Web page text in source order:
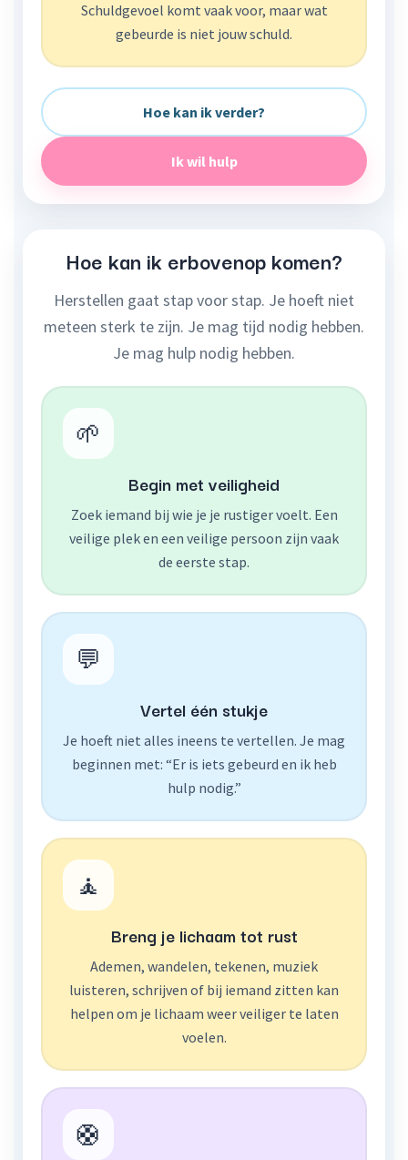
Schuldgevoel komt vaak voor, maar wat
gebeurde is niet jouw schuld.
Hoe kan ik verder?
Ik wil hulp
Hoe kan ik erbovenop komen?
Herstellen gaat stap voor stap. Je hoeft niet
meteen sterk te zijn. Je mag tijd nodig hebben.
Je mag hulp nodig hebben.
🌱
Begin met veiligheid
Zoek iemand bij wie je je rustiger voelt. Een
veilige plek en een veilige persoon zijn vaak
de eerste stap.
💬
Vertel één stukje
Je hoeft niet alles ineens te vertellen. Je mag
beginnen met: “Er is iets gebeurd en ik heb
hulp nodig.”
🧘
Breng je lichaam tot rust
Ademen, wandelen, tekenen, muziek
luisteren, schrijven of bij iemand zitten kan
helpen om je lichaam weer veiliger te laten
voelen.
🛟